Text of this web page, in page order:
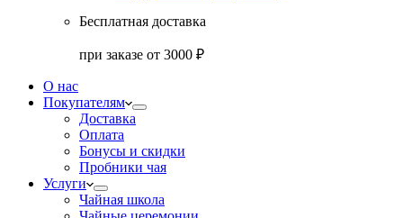
Бесплатная доставка
при заказе от 3000 ₽
О нас
Покупателям
Доставка
Оплата
Бонусы и скидки
Пробники чая
Услуги
Чайная школа